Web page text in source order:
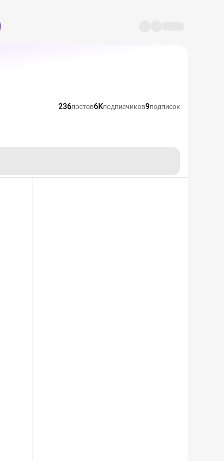
236постов6Kподписчиков9подписок